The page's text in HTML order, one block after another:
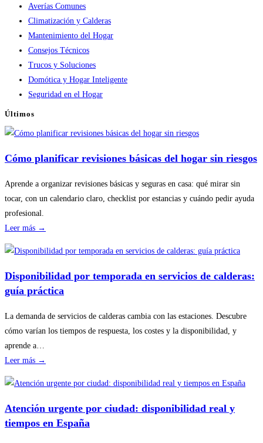
Averías Comunes
Climatización y Calderas
Mantenimiento del Hogar
Consejos Técnicos
Trucos y Soluciones
Domótica y Hogar Inteligente
Seguridad en el Hogar
Últimos
Cómo planificar revisiones básicas del hogar sin riesgos
Aprende a organizar revisiones básicas y seguras en casa: qué mirar sin
tocar, con un calendario claro, checklist por estancias y cuándo pedir ayuda
profesional.
Leer más →
planificar
revisiones
básicas
hogar
sin
Disponibilidad por temporada en servicios de calderas:
guía práctica
La demanda de servicios de calderas cambia con las estaciones. Descubre
cómo varían los tiempos de respuesta, los costes y la disponibilidad, y
aprende a…
Leer más →
por
temporada
Atención urgente por ciudad: disponibilidad real y
tiempos en España